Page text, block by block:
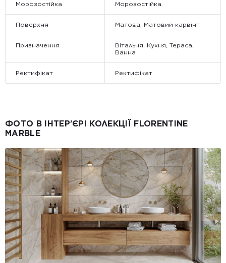
Морозостійка Морозостійка
Поверхня Матова, Матовий карвінг
Призначення
Вітальня, Кухня, Тераса,
Ванна
Ректифікат Ректифікат
ФОТО В ІНТЕР’ЄРІ КОЛЕКЦІЇ FLORENTINE
MARBLE